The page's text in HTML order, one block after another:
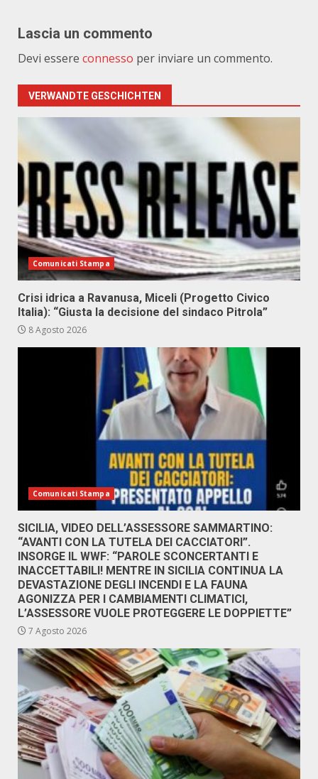
Lascia un commento
Devi essere connesso per inviare un commento.
VERWANDTE GESCHICHTEN
Comunicati Stampa
Crisi idrica a Ravanusa, Miceli (Progetto Civico
Italia): “Giusta la decisione del sindaco Pitrola”
8 Agosto 2026
Comunicati Stampa
SICILIA, VIDEO DELL’ASSESSORE SAMMARTINO:
“AVANTI CON LA TUTELA DEI CACCIATORI”.
INSORGE IL WWF: “PAROLE SCONCERTANTI E
INACCETTABILI! MENTRE IN SICILIA CONTINUA LA
DEVASTAZIONE DEGLI INCENDI E LA FAUNA
AGONIZZA PER I CAMBIAMENTI CLIMATICI,
L’ASSESSORE VUOLE PROTEGGERE LE DOPPIETTE”
7 Agosto 2026